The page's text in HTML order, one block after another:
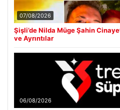
07/08/2026
Şişli’de Nilda Müge Şahin
ve Ayrıntılar
06/08/2026